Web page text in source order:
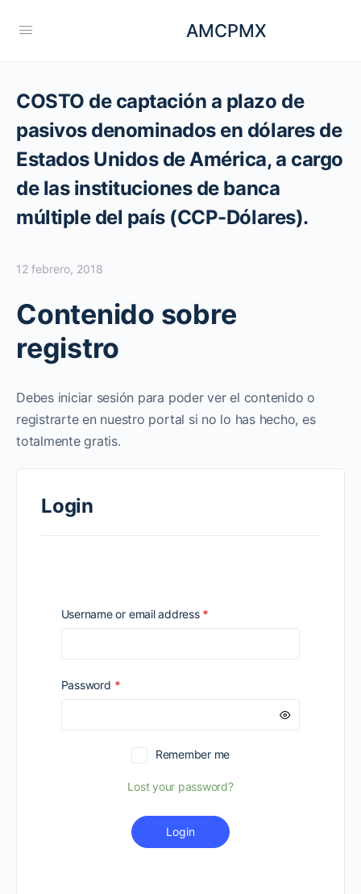
AMCPMX
COSTO de captación a plazo de
pasivos denominados en dólares de
Estados Unidos de América, a cargo
de las instituciones de banca
múltiple del país (CCP-Dólares).
12 febrero, 2018
Contenido sobre
registro
Debes iniciar sesión para poder ver el contenido o
registrarte en nuestro portal si no lo has hecho, es
totalmente gratis.
Login
Username or email address *
Password *Required
Remember me
Lost your password?
Login